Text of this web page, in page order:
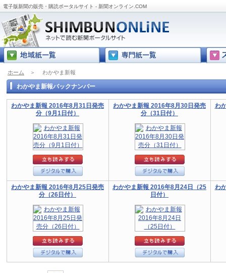
電子版新聞の販売・購読ポータルサイト - 新聞オンライン.COM
ホーム ＞ わかやま新報
わかやま新報バックナンバー
わかやま新報 2016年8月31日発売
分（9月1日付）
わかやま新報 2016年8月30日発売
分（31日付）
わ
わかやま新報 2016年8月25日発売
分（26日付）
わかやま新報 2016年8月24日（25
日付）
わ